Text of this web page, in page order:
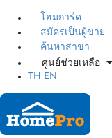
โฮมการ์ด
สมัครเป็นผู้ขาย
ค้นหาสาขา
ศูนย์ช่วยเหลือ
TH
EN